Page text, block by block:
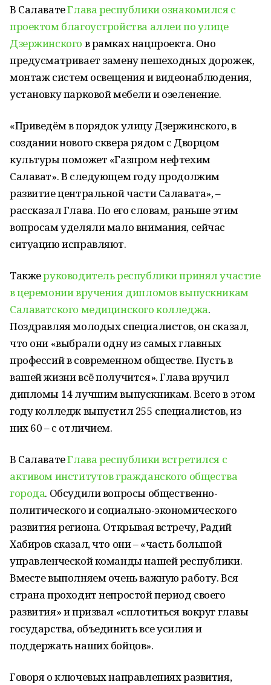
В СалаватеГлава республики ознакомился с
проектом благоустройства аллеи по улице
Дзержинского в рамках нацпроекта. Оно
предусматривает замену пешеходных дорожек,
монтаж систем освещения и видеонаблюдения,
установку парковой мебели и озеленение.
«Приведём в порядок улицу Дзержинского, в
создании нового сквера рядом с Дворцом
культуры поможет «Газпром нефтехим
Салават». В следующем году продолжим
развитие центральной части Салавата», –
рассказал Глава. По его словам, раньше этим
вопросам уделяли мало внимания, сейчас
ситуацию исправляют.
Такжеруководитель республики принял участие
в церемонии вручения дипломов выпускникам
Салаватского медицинского колледжа.
Поздравляя молодых специалистов, он сказал,
что они «выбрали одну из самых главных
профессий в современном обществе. Пусть в
вашей жизни всё получится». Глава вручил
дипломы 14 лучшим выпускникам. Всего в этом
году колледж выпустил 255 специалистов, из
них 60 – с отличием.
В СалаватеГлава республики встретился с
активом институтов гражданского общества
города. Обсудили вопросы общественно-
политического и социально-экономического
развития региона. Открывая встречу, Радий
Хабиров сказал, что они – «часть большой
управленческой команды нашей республики.
Вместе выполняем очень важную работу. Вся
страна проходит непростой период своего
развития» и призвал «сплотиться вокруг главы
государства, объединить все усилия и
поддержать наших бойцов».
Говоря о ключевых направлениях развития,